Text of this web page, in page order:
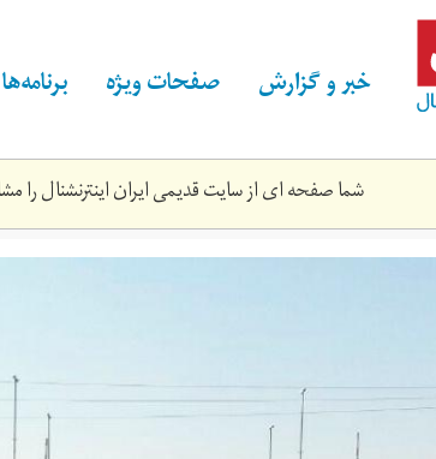
خبر و گزارش صفحات ویژه برنامه‌ها
شما صفحه ای از سایت قدیمی ایران اینترنشنال را